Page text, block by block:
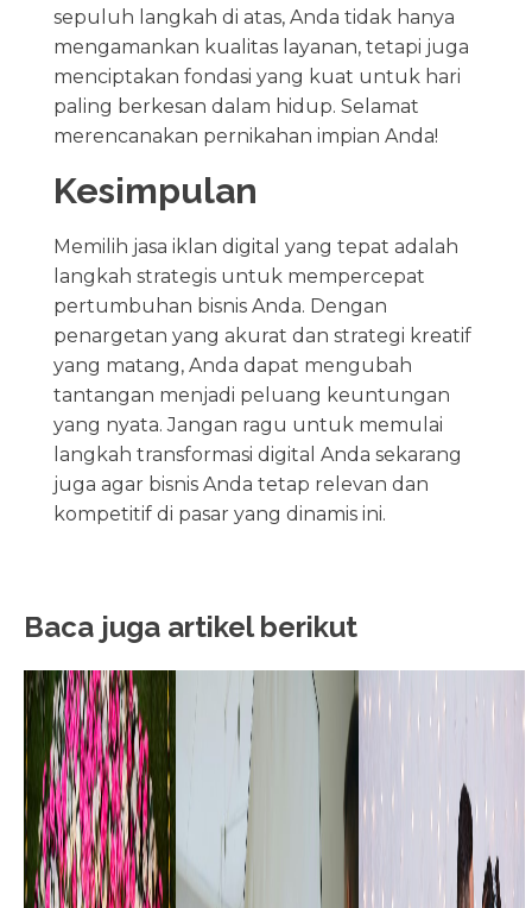
sepuluh langkah di atas, Anda tidak hanya
mengamankan kualitas layanan, tetapi juga
menciptakan fondasi yang kuat untuk hari
paling berkesan dalam hidup. Selamat
merencanakan pernikahan impian Anda!
Kesimpulan
Memilih jasa iklan digital yang tepat adalah
langkah strategis untuk mempercepat
pertumbuhan bisnis Anda. Dengan
penargetan yang akurat dan strategi kreatif
yang matang, Anda dapat mengubah
tantangan menjadi peluang keuntungan
yang nyata. Jangan ragu untuk memulai
langkah transformasi digital Anda sekarang
juga agar bisnis Anda tetap relevan dan
kompetitif di pasar yang dinamis ini.
Baca juga artikel berikut